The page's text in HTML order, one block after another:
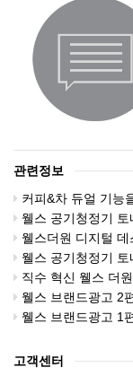
관련정보
커피&차 듀얼 기능
웰스 공기청정기
웰스더원 디지털
웰스 공기청정기
직수 혁신 웰스 더
웰스 브랜드광고 2
웰스 브랜드광고 1
고객센터